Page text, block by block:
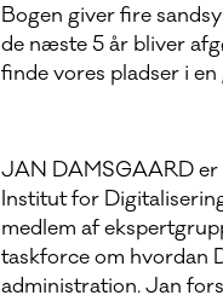
Bogen giver fire
de næste 5 år bliver
finde vores pladser i
JAN DAMSGAARD er
Institut for
medlem af
taskforce om hvordan
administration. Jan